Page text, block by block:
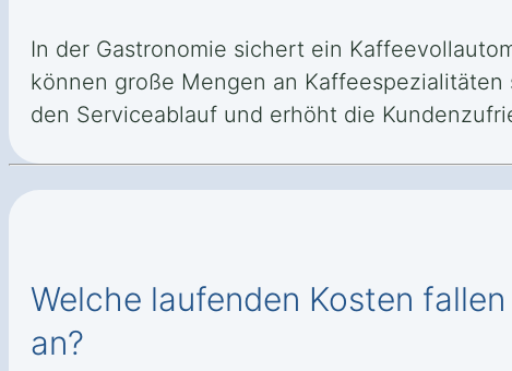
In der Gastronomie sichert ein
können große Mengen an
den Serviceablauf und erhöht die
Welche laufenden Kosten
an?